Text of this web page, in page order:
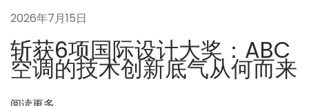
改
造
？
下
一
问
题
2026年7月15日
斩获6项国际设计大奖：ABC
空调的技术创新底气从何而来